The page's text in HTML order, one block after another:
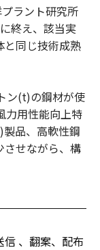
ラント研究所
終え、該当実
と同じ技術成熟
ン(t)の鋼材が使
力用性能向上特
品、高軟性鋼
させながら、構
、翻案、配布